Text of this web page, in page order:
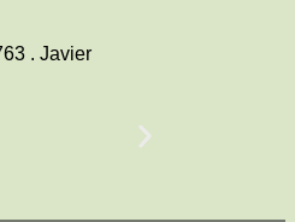
. Javier